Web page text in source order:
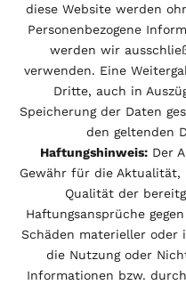
diese Website werden
Personenbezogene
werden wir
verwenden. Eine
Dritte, auch in
Speicherung der Daten
den geltenden
Haftungshinweis:Der
Gewähr für die Aktualität,
Qualität der
Haftungsansprüche
Schäden materieller oder
die Nutzung oder
Informationen bzw.